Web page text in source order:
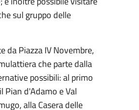
sul gruppo delle
da Piazza IV Novembre,
che parte dalla
possibili: al primo
Pian d'Adamo e Val
alla Casera delle